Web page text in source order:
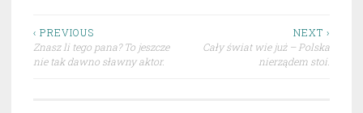
Nawigacja
wpisu
‹ PREVIOUS
Znasz li tego pana? To jeszcze
nie tak dawno sławny aktor.
NEXT ›
Cały świat wie już – Polska
nierządem stoi.